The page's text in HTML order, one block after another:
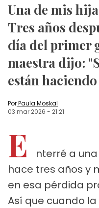
Una de mis
Tres años
día del primer
maestra dijo:
están
PorPaula Moskal
03 mar 2026 - 21:21
E
nterré a
hace tres años y
en esa pérdida
Así que cuando